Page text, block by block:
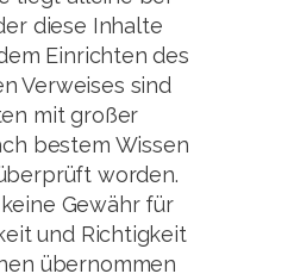
diese Inhalte
Einrichten des
Verweises sind
mit großer
bestem Wissen
worden.
Gewähr für
und Richtigkeit
übernommen